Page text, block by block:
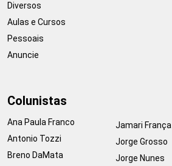
Diversos
Aulas e Cursos
Pessoais
Anuncie
Colunistas
Ana Paula Franco
Antonio Tozzi
Breno DaMata
Jamari França
Jorge Grosso
Jorge Nunes